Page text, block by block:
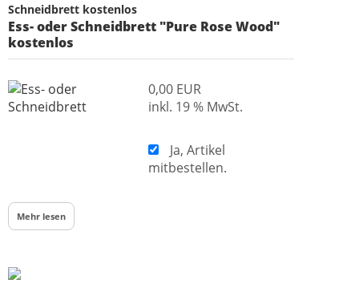
Schneidbrett kostenlos
Ess- oder Schneidbrett "Pure Rose Wood"
kostenlos
0,00 EUR
inkl. 19 % MwSt.
Ja, Artikel
mitbestellen.
Mehr lesen